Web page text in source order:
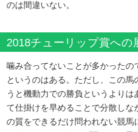
のは間違いない。
2018チューリップ賞への
噛み合ってないことが多かったの
というのはある。ただし、この馬
うと機動力での勝負というよりは
て仕掛けを早めることで分散しな
の質をできるだけ問われない競馬